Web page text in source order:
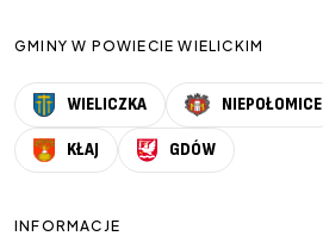
GMINY W POWIECIE WIELICKIM
WIELICZKA NIEPOŁOMICE
KŁAJ
GDÓW
INFORMACJE